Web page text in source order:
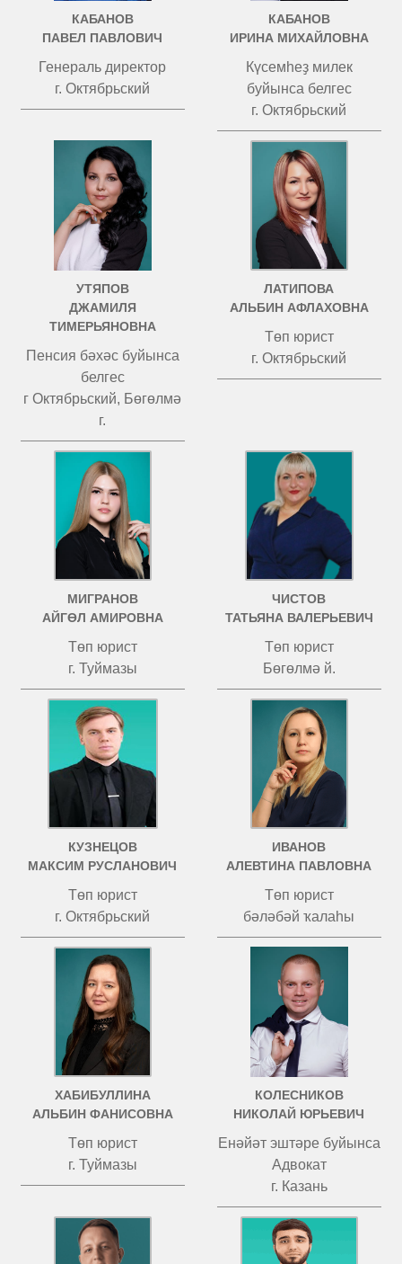
КАБАНОВ
ПАВЕЛ ПАВЛОВИЧ
Генераль директор
г. Октябрьский
КАБАНОВ
ИРИНА МИХАЙЛОВНА
Күсемһеҙ милек
буйынса белгес
г. Октябрьский
УТЯПОВ
ДЖАМИЛЯ
ТИМЕРЬЯНОВНА
Пенсия бәхәс буйынса
белгес
г Октябрьский, Бөгөлмә
г.
ЛАТИПОВА
АЛЬБИН АФЛАХОВНА
Төп юрист
г. Октябрьский
МИГРАНОВ
АЙГӨЛ АМИРОВНА
Төп юрист
г. Туймазы
ЧИСТОВ
ТАТЬЯНА ВАЛЕРЬЕВИЧ
Төп юрист
Бөгөлмә й.
КУЗНЕЦОВ
МАКСИМ РУСЛАНОВИЧ
Төп юрист
г. Октябрьский
ИВАНОВ
АЛЕВТИНА ПАВЛОВНА
Төп юрист
бәләбәй ҡалаһы
ХАБИБУЛЛИНА
АЛЬБИН ФАНИСОВНА
Төп юрист
г. Туймазы
КОЛЕСНИКОВ
НИКОЛАЙ ЮРЬЕВИЧ
Енәйәт эштәре буйынса
Адвокат
г. Казань